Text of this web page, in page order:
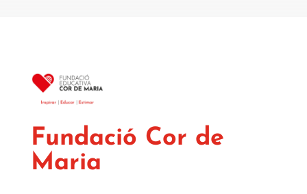
Fundació Cor de
Maria